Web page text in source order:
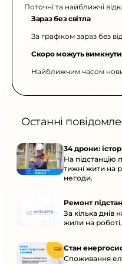
Поточні та найближчі
Зараз без світла
За графіком зараз без
Скоро можуть вимкнути
Найближчим часом
Останні
34 дрони:
На підстанцію
тижні жити на
негоди.
Ремонт
За кілька днів
жили на
Стан
Споживання